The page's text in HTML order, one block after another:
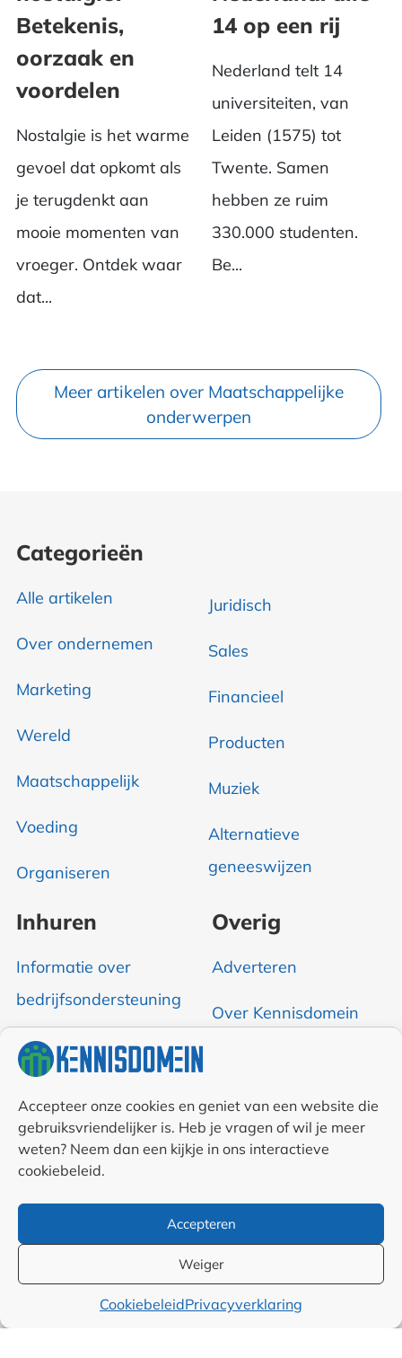
Accepteer onze cookies en geniet van een website die
gebruiksvriendelijker is. Heb je vragen of wil je meer
weten? Neem dan een kijkje in ons interactieve
cookiebeleid.
Accepteren
Weiger
CookiebeleidPrivacyverklaring
Betekenis,
oorzaak en
voordelen
Nostalgie is het warme
gevoel dat opkomt als
je terugdenkt aan
mooie momenten van
vroeger. Ontdek waar
dat...
14 op een rij
Nederland telt 14
universiteiten, van
Leiden (1575) tot
Twente. Samen
hebben ze ruim
330.000 studenten.
Be...
Meer artikelen over Maatschappelijke
onderwerpen
Categorieën
Alle artikelen
Over ondernemen
Marketing
Wereld
Maatschappelijk
Voeding
Organiseren
Juridisch
Sales
Financieel
Producten
Muziek
Alternatieve
geneeswijzen
Inhuren
Informatie over
bedrijfsondersteuning
Overig
Adverteren
Over Kennisdomein
RSS & Nieuwsfeed
Auteurs
linkpartners
Algemene
voorwaarden